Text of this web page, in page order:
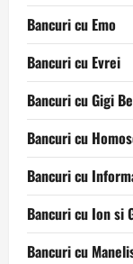
Bancuri cu Emo
Bancuri cu Evrei
Bancuri cu Gigi
Bancuri cu
Bancuri cu
Bancuri cu Ion si
Bancuri cu